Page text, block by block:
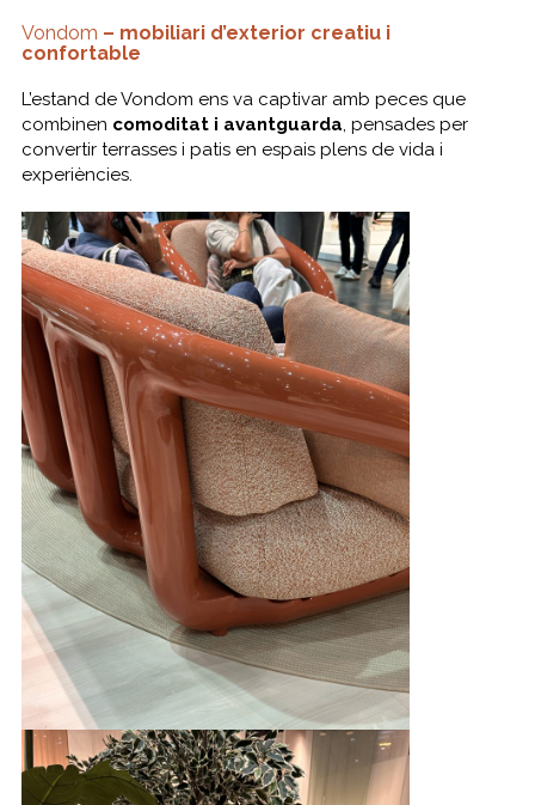
Vondom – mobiliari d’exterior creatiu i
confortable
L’estand de Vondom ens va captivar amb peces que
combinen comoditat i avantguarda, pensades per
convertir terrasses i patis en espais plens de vida i
experiències.